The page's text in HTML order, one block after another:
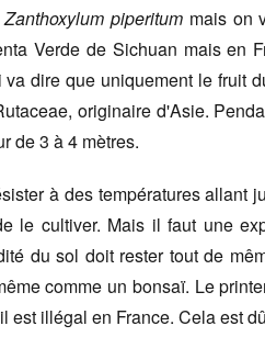
Zanthoxylum piperitummais on
Verde de Sichuan mais en
dire que uniquement le fruit
originaire d'Asie.
de 3 à 4 mètres.
à des températures allant
le cultiver. Mais il faut une
du sol doit rester tout de
comme un bonsaï. Le
est illégal en France. Cela est